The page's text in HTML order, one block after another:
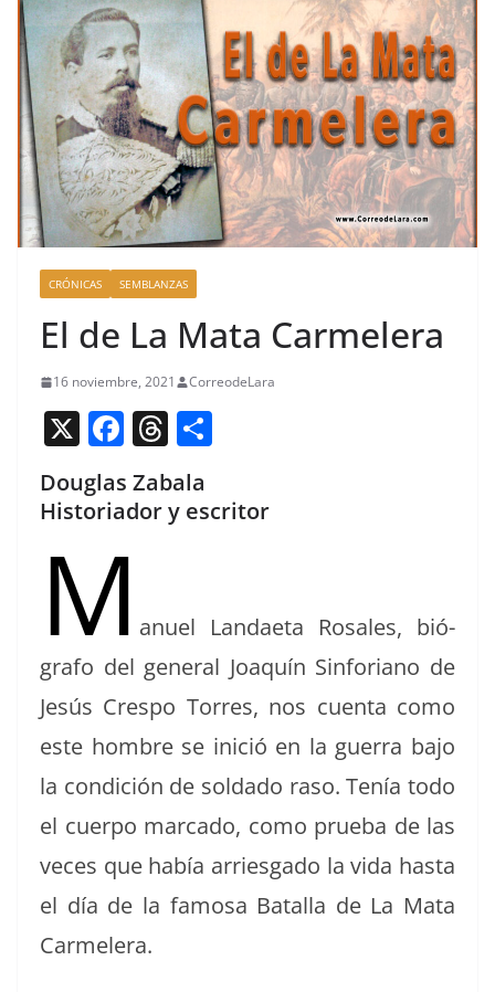
CRÓNICAS SEMBLANZAS
El de La Mata Carmelera
16 noviembre, 2021 CorreodeLara
X F
a
c
e
b
o
k
T
h
re
a
m
p
Douglas Zabala
Historiador y escritor
M anuel Lan­dae­ta Ros­ales, bió­
grafo del gen­er­al Joaquín Sin­fo­ri­ano de
Jesús Cre­spo Tor­res, nos cuen­ta como
este hom­bre se ini­ció en la guer­ra bajo
la condi­ción de sol­da­do raso. Tenía todo
el cuer­po mar­ca­do, como prue­ba de las
veces que había arries­ga­do la vida has­ta
el día de la famosa Batal­la de La Mata
Carmelera.